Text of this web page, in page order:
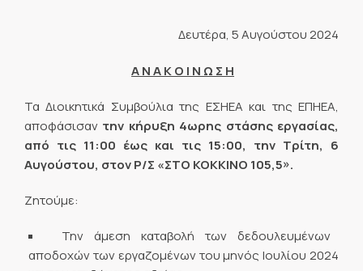
Δευτέρα, 5 Αυγούστου 2024
Α Ν Α Κ Ο Ι Ν Ω Σ Η
Τα Διοικητικά Συμβούλια της ΕΣΗΕΑ και της ΕΠΗΕΑ,
αποφάσισαν την κήρυξη 4ωρης στάσης εργασίας,
από τις 11:00 έως και τις 15:00, την Τρίτη, 6
Αυγούστου, στον Ρ/Σ «ΣΤΟ ΚΟΚΚΙΝΟ 105,5».
Ζητούμε:
Την άμεση καταβολή των δεδουλευμένων
αποδοχών των εργαζομένων του μηνός Ιουλίου 2024